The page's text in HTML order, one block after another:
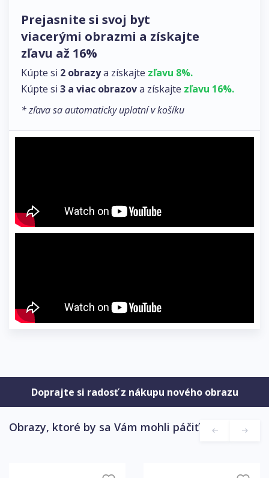
Prejasnite si svoj byt
viacerými obrazmi a získajte
zľavu až 16%
Kúpte si 2 obrazya získajte zľavu 8%.
Kúpte si 3 a viac obrazova získajte zľavu 16%.
* zľava sa automaticky uplatní v košíku
Doprajte si radosť z nákupu nového obrazu
Obrazy, ktoré by sa Vám mohli páčiť